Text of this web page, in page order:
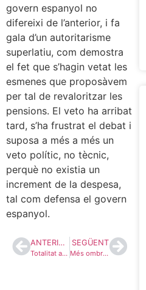
govern espanyol no
difereixi de l’anterior, i fa
gala d’un autoritarisme
superlatiu, com demostra
el fet que s’hagin vetat les
esmenes que proposàvem
per tal de revaloritzar les
pensions. El veto ha arribat
tard, s’ha frustrat el debat i
suposa a més a més un
veto polític, no tècnic,
perquè no existia un
increment de la despesa,
tal com defensa el govern
espanyol.
ANTERIOR
Totalitat a uns PGE de resignació
SEGÜENT
Més ombres que llums en la visita papal